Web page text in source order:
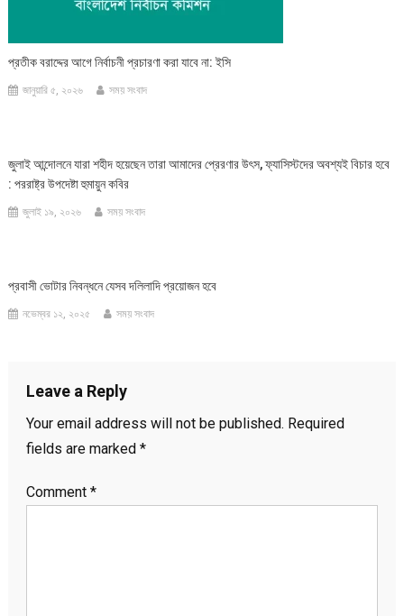
প্রতীক বরাদ্দের আগে নির্বাচনী প্রচারণা করা যাবে না: ইসি
জানুয়ারি ৫, ২০২৬ সময় সংবাদ
জুলাই আন্দোলনে যারা শহীদ হয়েছেন তারা আমাদের প্রেরণার উৎস, ফ্যাসিস্টদের অবশ্যই বিচার হবে
: পররাষ্ট্র উপদেষ্টা হুমায়ুন কবির
জুলাই ১৯, ২০২৬ সময় সংবাদ
প্রবাসী ভোটার নিবন্ধনে যেসব দলিলাদি প্রয়োজন হবে
নভেম্বর ১২, ২০২৫ সময় সংবাদ
Leave a Reply
Your email address will not be published. Required
fields are marked *
Comment *